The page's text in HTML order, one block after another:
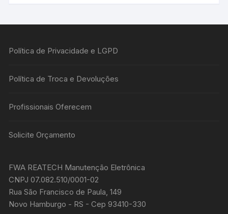
Política de Privacidade e LGPD
Política de Troca e Devoluções
Profissionais Oferecem
Solicite Orçamento
FWA REATECH Manutenção Eletrônica
CNPJ 07.082.510/0001-02
Rua São Francisco de Paula, 149
Novo Hamburgo - RS - Cep 93410-330